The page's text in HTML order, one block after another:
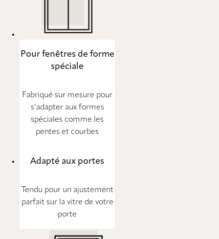
Pour fenêtres de forme
spéciale
Fabriqué sur mesure pour
s’adapter aux formes
spéciales comme les
pentes et courbes
Adapté aux portes
Tendu pour un ajustement
parfait sur la vitre de votre
porte